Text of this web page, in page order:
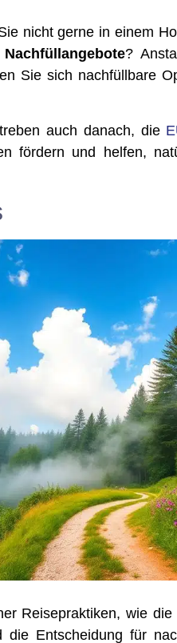
nicht ger­ne in einem
Nach­füll­an­ge­bo­te?
Sie sich nach­füll­ba­re
auch danach, die
för­dern und hel­fen,
Rei­se­prak­ti­ken, wie
die Ent­schei­dung für